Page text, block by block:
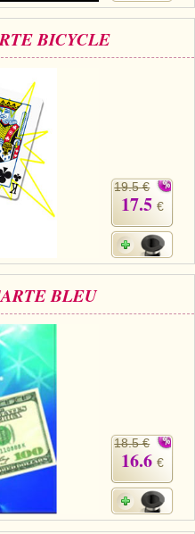
BICYCLE
19.5 €
17.5 €
BLEU
18.5 €
16.6 €